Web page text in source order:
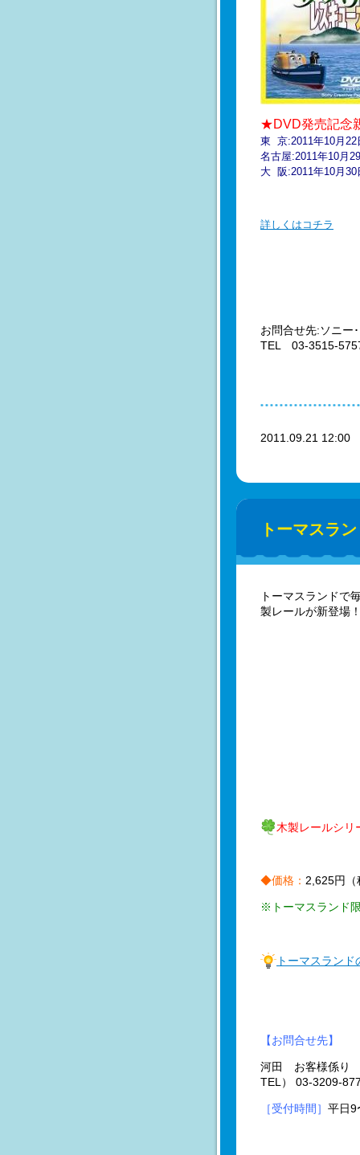
★DVD発売記念
東 京:2011年10月
名古屋:2011年10月
大 阪:2011年10月
詳しくはコチラ
お問合せ先:ソニ
TEL 03-3515-
2011.09.21
トーマスラ
トーマスランドで
製レールが新登場
木製レールシ
◆価格： 2,625円（
※トーマスランド
トーマスラン
【お問合せ先】
河田 お客様係り
TEL） 03-3209-
［受付時間］ 平日9